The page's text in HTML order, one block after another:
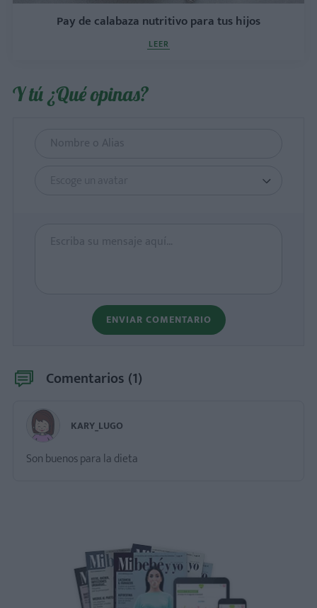
Pay de calabaza nutritivo para tus hijos
LEER
Y tú ¿Qué opinas?
Escoge un avatar
ENVIAR COMENTARIO
Comentarios (1)
KARY_LUGO
Son buenos para la dieta